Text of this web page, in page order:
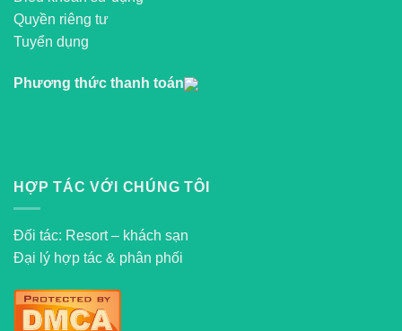
Quyền riêng tư
Tuyển dụng
Phương thức thanh toán
HỢP TÁC VỚI CHÚNG TÔI
Đối tác: Resort – khách sạn
Đại lý hợp tác & phân phối